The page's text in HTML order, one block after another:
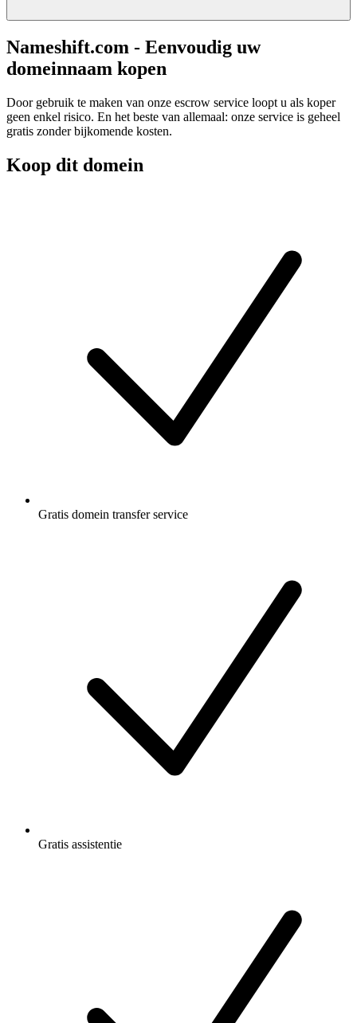
Nameshift.com - Eenvoudig uw
domeinnaam kopen
Door gebruik te maken van onze escrow service loopt u als koper
geen enkel risico. En het beste van allemaal: onze service is geheel
gratis zonder bijkomende kosten.
Koop dit domein
Gratis domein transfer service
Gratis assistentie